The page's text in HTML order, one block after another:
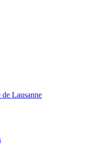
Lausanne